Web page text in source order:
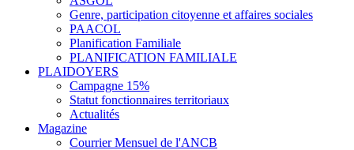
Genre, participation citoyenne et affaires sociales
PAACOL
Planification Familiale
PLANIFICATION FAMILIALE
PLAIDOYERS
Campagne 15%
Statut fonctionnaires territoriaux
Actualités
Magazine
Courrier Mensuel de l'ANCB